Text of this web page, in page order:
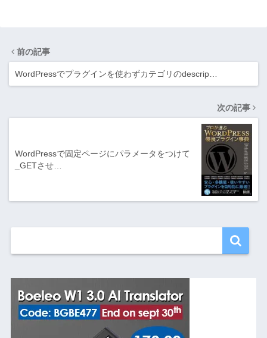
前の記事
WordPressでプラグインを使わずカテゴリのdescrip…
次の記事
WordPressで固定ページにパラメータをつけて
_GETさせ…